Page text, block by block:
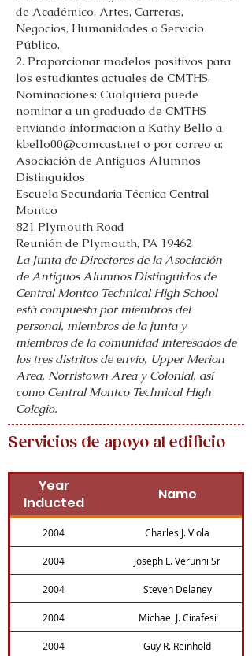
de Académico, Artes, Carreras,
Negocios, Humanidades o Servicio
Público.
2. Proporcionar modelos positivos para
los estudiantes actuales de CMTHS.
Nominaciones: Cualquiera puede
nominar a un graduado de CMTHS
enviando información a Kathy Bello a
kbello00@comcast.net o por correo a:
Asociación de Antiguos Alumnos
Distinguidos
Escuela Secundaria Técnica Central
Montco
821 Plymouth Road
Reunión de Plymouth, PA 19462
La Junta de Directores de la Asociación
de Antiguos Alumnos Distinguidos de
Central Montco Technical High School
está compuesta por miembros del
personal, miembros de la junta y
miembros de la comunidad interesados ​​de
los tres distritos de envío, Upper Merion
Area, Norristown Area y Colonial, así
como Central Montco Technical High
Colegio.
Servicios de apoyo al edificio
Year
Inducted
Name
2004 Charles J. Viola
2004 Joseph L. Verunni Sr
2004 Steven Delaney
2004 Michael J. Cirafesi
2004 Guy R. Reinhold